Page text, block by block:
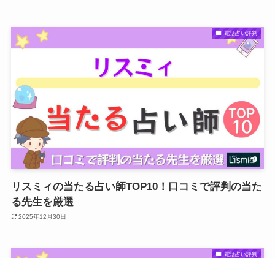
電話占い評判
リスミィの当たる占い師TOP10！口コミで評判の当た
る先生を厳選
2025年12月30日
電話占い評判